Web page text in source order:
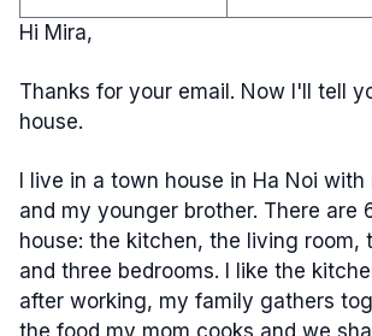
Hi Mira,
Thanks for your email. Now I'll tell
house.
I live in a town house in Ha Noi with
and my younger brother. There are
house: the kitchen, the living room,
and three bedrooms. I like the
after working, my family gathers
the food my mom cooks and we